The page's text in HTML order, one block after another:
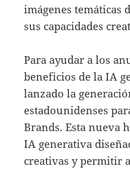
imágenes temáticas
sus capacidades
Para ayudar a los
beneficios de la IA
lanzado la
estadounidenses
Brands. Esta nueva
IA generativa
creativas y permitir